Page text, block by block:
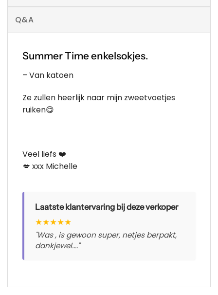
Q&A
Summer Time enkelsokjes.
– Van katoen
Ze zullen heerlijk naar mijn zweetvoetjes
ruiken😋
Veel liefs ❤️
💋 xxx Michelle
Laatste klantervaring bij deze verkoper
★★★★★
"Was , is gewoon super, netjes berpakt,
dankjewel...."